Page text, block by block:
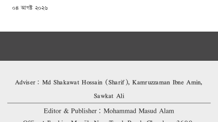
POSTED
০৪ আগষ্ট ২০২৬
Adviser: Md Shakawat Hossain (Sharif), Kamruzzaman Ibne Amin,
Sawkat Ali
Editor & Publisher: Mohammad Masud Alam